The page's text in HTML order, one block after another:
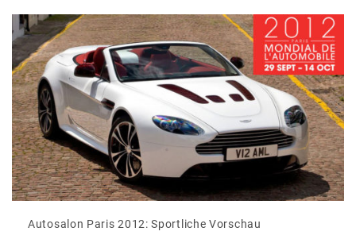
Autosalon Paris 2012: Sportliche Vorschau